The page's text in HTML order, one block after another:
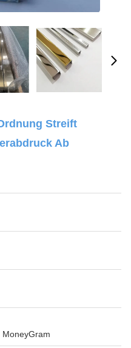
Streift
Ab
MoneyGram